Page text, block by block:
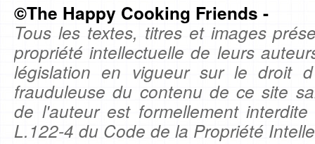
©The Happy Cooking Friends -
Tous les textes, titres et images
propriété intellectuelle de leurs
législation en vigueur sur le droit
frauduleuse du contenu de ce site
de l'auteur est formellement
L.122-4 du Code de la Propriété